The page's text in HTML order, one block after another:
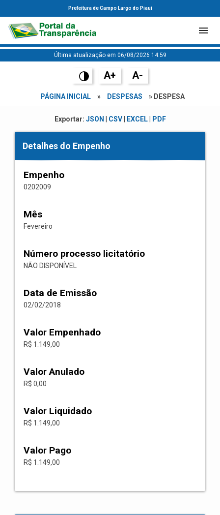
Prefeitura de Campo Largo do Piauí
Última atualização em 06/08/2026 14:59
A+ A-
PÁGINA INICIAL » DESPESAS » DESPESA
Exportar: JSON CSV| EXCEL| PDF
Detalhes do Empenho
Empenho
0202009
Mês
Fevereiro
Número processo licitatório
NÃO DISPONÍVEL
Data de Emissão
02/02/2018
Valor Empenhado
R$ 1.149,00
Valor Anulado
R$ 0,00
Valor Liquidado
R$ 1.149,00
Valor Pago
R$ 1.149,00